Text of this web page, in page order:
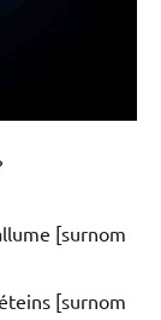
[surnom
[surnom